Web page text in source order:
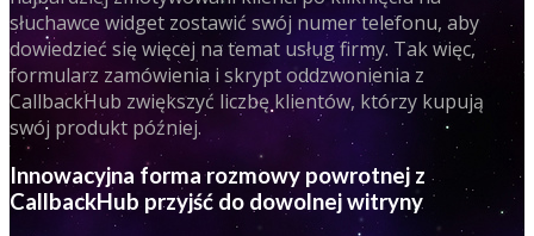
słuchawce widget zostawić swój numer telefonu, aby
dowiedzieć się więcej na temat usług firmy. Tak więc,
formularz zamówienia i skrypt oddzwonienia z
CallbackHub zwiększyć liczbę klientów, którzy kupują
swój produkt później.
Innowacyjna forma rozmowy powrotnej z
CallbackHub przyjść do dowolnej witryny